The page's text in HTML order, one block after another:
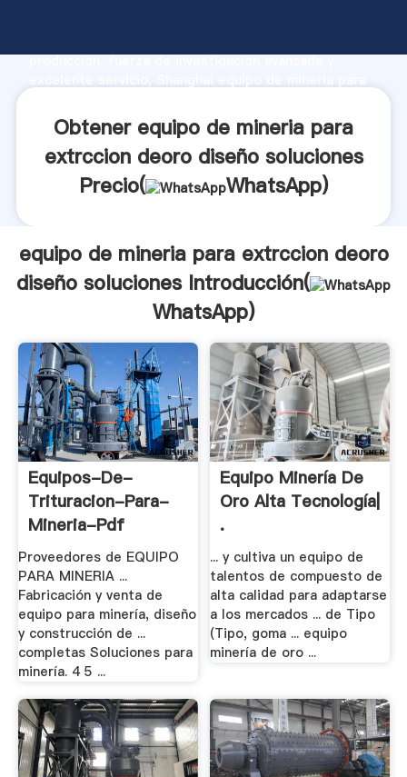
producción, fuerza de investigación avanzada y
valor y aporta valores a todos los clientes.
Obtener equipo de mineria para
extrccion deoro diseño soluciones
Precio(
WhatsApp)
equipo de mineria para extrccion deoro
diseño soluciones Introducción(
WhatsApp)
Equipos-De-
Trituracion-Para-
Mineria-Pdf
Proveedores de EQUIPO
PARA MINERIA ...
Fabricación y venta de
equipo para minería, diseño
y construcción de ...
completas Soluciones para
minería. 4 5 ...
Equipo Minería De
Oro Alta Tecnología|
.
... y cultiva un equipo de
talentos de compuesto de
alta calidad para adaptarse
a los mercados ... de Tipo
(Tipo, goma ... equipo
minería de oro ...